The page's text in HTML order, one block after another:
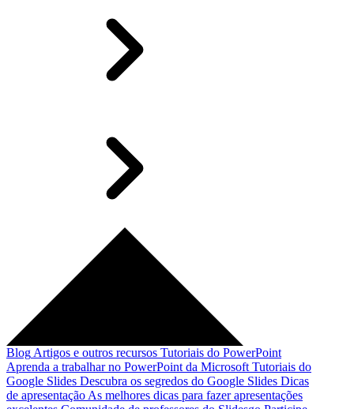
Blog Artigos e outros recursos Tutoriais do PowerPoint
Aprenda a trabalhar no PowerPoint da Microsoft Tutoriais do
Google Slides Descubra os segredos do Google Slides Dicas
de apresentação As melhores dicas para fazer apresentações